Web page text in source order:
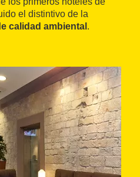
el distintivo de la
calidad ambiental .